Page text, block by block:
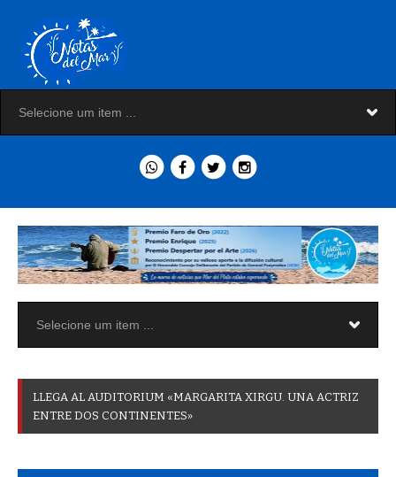
LLEGA AL AUDITORIUM «MARGARITA XIRGU UNA ACTRIZ
ENTRE DOS CONTINENTES»